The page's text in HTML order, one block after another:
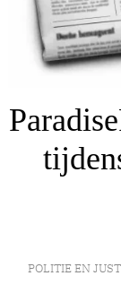
POLITIE EN